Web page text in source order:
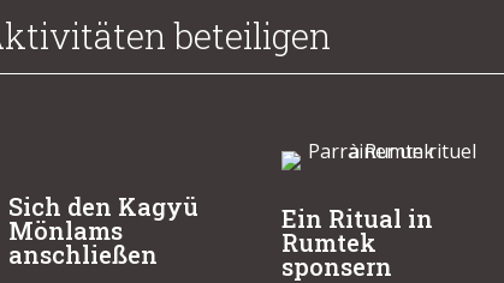
beteiligen
Sich den Kagyü
Mönlams
anschließen
Ein Ritual in
Rumtek
sponsern